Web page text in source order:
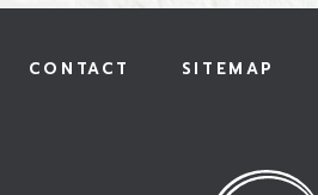
CONTACT SITEMAP